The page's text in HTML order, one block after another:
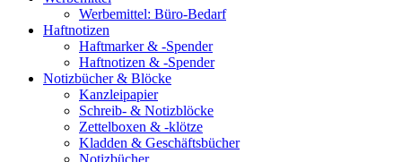
Werbemittel: Büro-Bedarf
Haftnotizen
Haftmarker & -Spender
Haftnotizen & -Spender
Notizbücher & Blöcke
Kanzleipapier
Schreib- & Notizblöcke
Zettelboxen & -klötze
Kladden & Geschäftsbücher
Notizbücher